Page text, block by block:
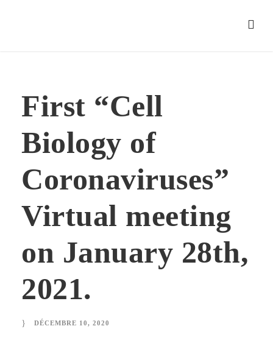
First “Cell
Biology of
Coronaviruses”
Virtual meeting
on January 28th,
2021.
DÉCEMBRE 10, 2020